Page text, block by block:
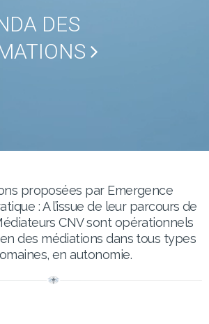
DES
proposées par Emergence
: A l’issue de leur parcours de
CNV sont opérationnels
des médiations dans tous types
en autonomie.